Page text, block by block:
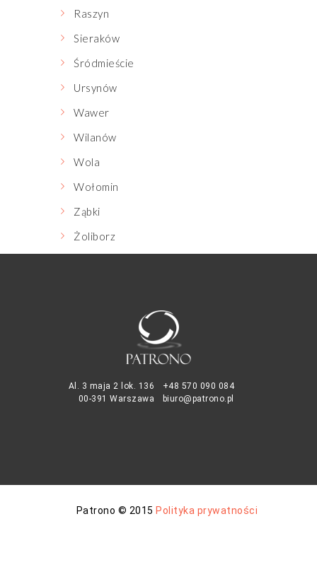
Raszyn
Sieraków
Śródmieście
Ursynów
Wawer
Wilanów
Wola
Wołomin
Ząbki
Żoliborz
+48 570 090 084
biuro@patrono.pl
Al. 3 maja 2 lok. 136
00-391 Warszawa
Patrono © 2015 Polityka prywatności